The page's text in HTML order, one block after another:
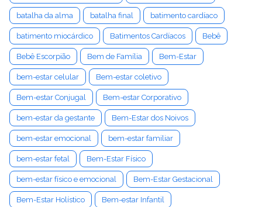
batalha da alma batalha final batimento cardíaco
batimento miocárdico Batimentos Cardíacos Bebê
Bebê Escorpião Bem de Família Bem-Estar
bem-estar celular Bem-estar coletivo
Bem-estar Conjugal Bem-estar Corporativo
bem-estar da gestante Bem-Estar dos Noivos
bem-estar emocional bem-estar familiar
bem-estar fetal Bem-Estar Físico
bem-estar físico e emocional Bem-Estar Gestacional
Bem-Estar Holístico Bem-estar Infantil